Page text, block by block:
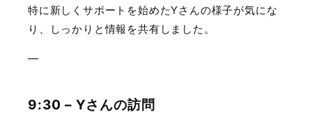
特に新しくサポートを始めたYさんの様子が気にな
り、しっかりと情報を共有しました。
—
9:30 – Yさんの訪問